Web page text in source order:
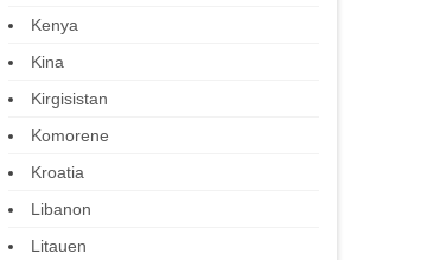
Kenya
Kina
Kirgisistan
Komorene
Kroatia
Libanon
Litauen